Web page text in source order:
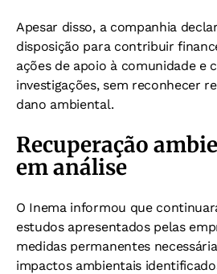
Apesar disso, a companhia
disposição para contribuir
ações de apoio à comunidade e
investigações, sem reconhecer
dano ambiental.
Recuperação
em análise
O Inema informou que
estudos apresentados pelas
medidas permanentes
impactos ambientais